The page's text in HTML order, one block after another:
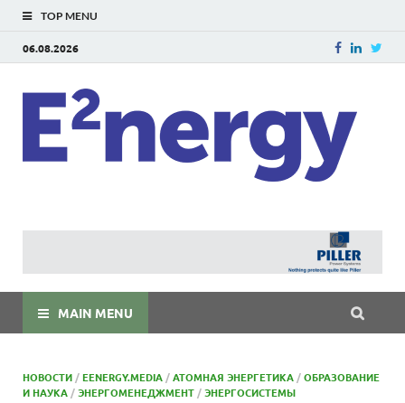
TOP MENU
06.08.2026
MAIN MENU
НОВОСТИ /EENERGY.MEDIA /АТОМНАЯ ЭНЕРГЕТИКА /ОБРАЗОВАНИЕ
И НАУКА /ЭНЕРГОМЕНЕДЖМЕНТ /ЭНЕРГОСИСТЕМЫ